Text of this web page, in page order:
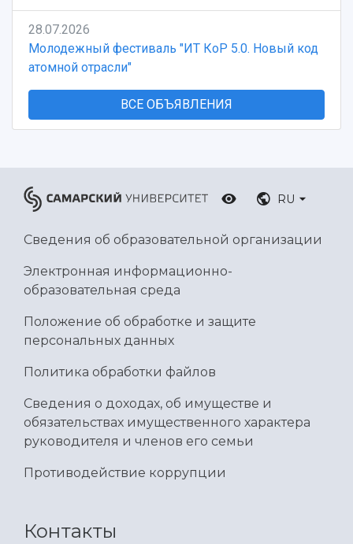
28.07.2026
Молодежный фестиваль "ИТ КоР 5.0. Новый код
атомной отрасли"
ВСЕ ОБЪЯВЛЕНИЯ
RU
Сведения об образовательной организации
Электронная информационно-
образовательная среда
Положение об обработке и защите
персональных данных
Политика обработки файлов
Сведения о доходах, об имуществе и
обязательствах имущественного характера
руководителя и членов его семьи
Противодействие коррупции
Контакты